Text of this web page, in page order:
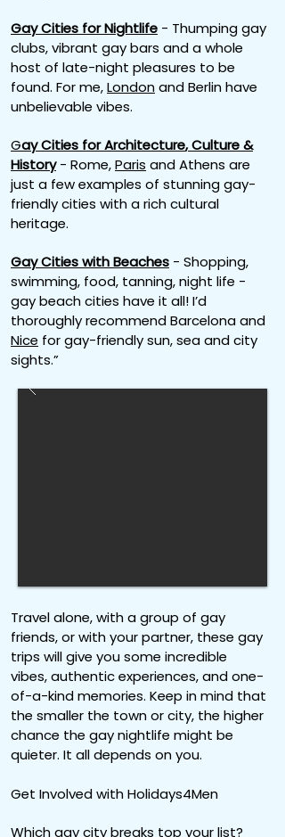
Gay Cities for Nightlife - Thumping gay
clubs, vibrant gay bars and a whole
host of late-night pleasures to be
found. For me,Londonand Berlin have
unbelievable vibes.
Gay Cities forArchitecture,Culture&
History - Rome,Paris and Athens are
just a few examples of stunning gay-
friendly cities with a rich cultural
heritage.
Gay Cities with Beaches - Shopping,
swimming, food, tanning, night life -
gay beach cities have it all! I’d
thoroughly recommend Barcelona and
Nice for gay-friendly sun, sea and city
sights.”
Travel alone, with a group of gay
friends, or with your partner, these gay
trips will give you some incredible
vibes, authentic experiences, and one-
of-a-kind memories. Keep in mind that
the smaller the town or city, the higher
chance the gay nightlife might be
quieter. It all depends on you.
Get Involved with Holidays4Men
Which gay city breaks top your list?